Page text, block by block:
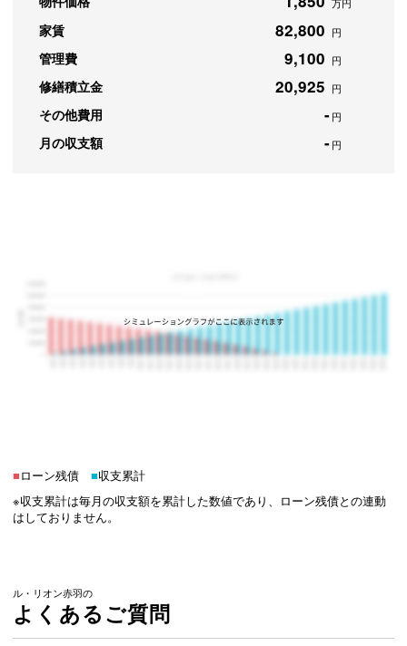
万円
家賃 82,800 円
管理費 9,100 円
修繕積立金 20,925 円
その他費用 - 円
月の収支額 - 円
■ローン残債■収支累計
※収支累計は毎月の収支額を累計した数値であり、ローン残債との連動
はしておりません。
ル・リオン赤羽の
よくあるご質問